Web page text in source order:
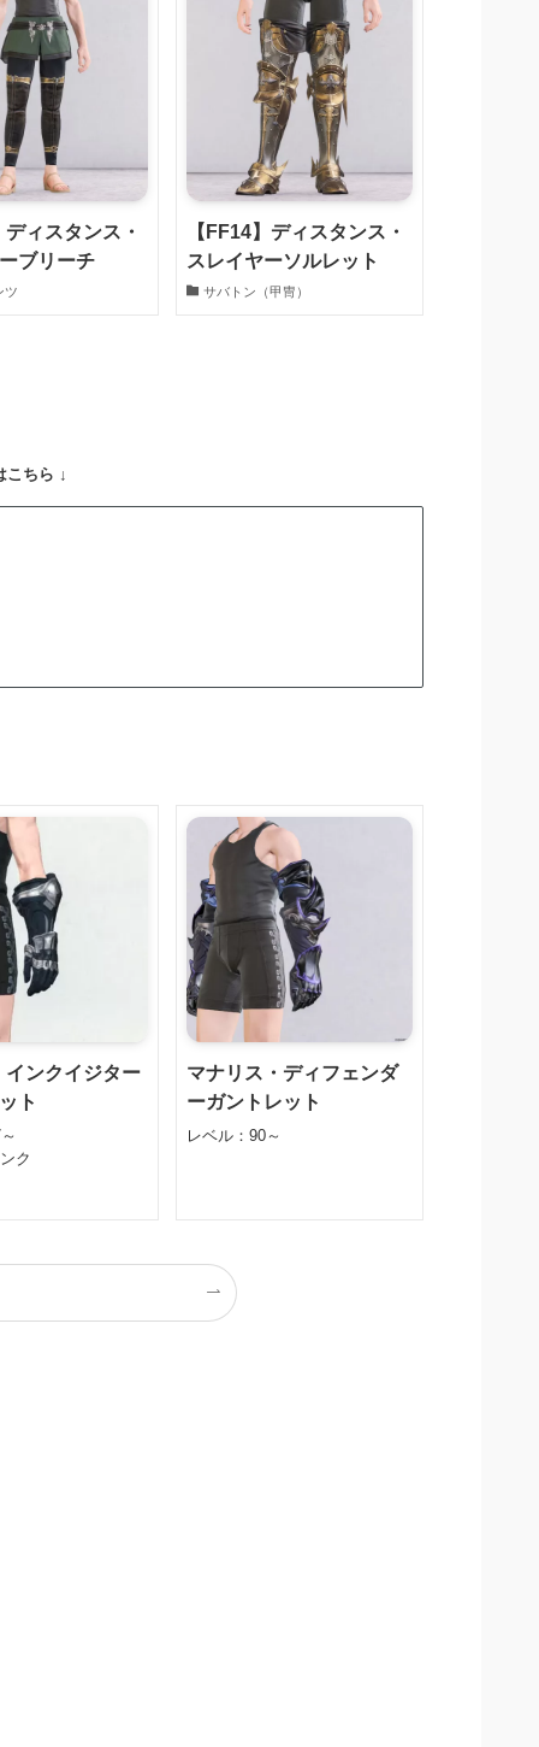
ィスタンス・
ブリーチ
ツ
【FF14】ディスタンス・
スレイヤーソルレット
サバトン（甲冑）
ちら ↓
インクイジター
ト
ク
マナリス・ディフェンダ
ーガントレット
レベル：90～